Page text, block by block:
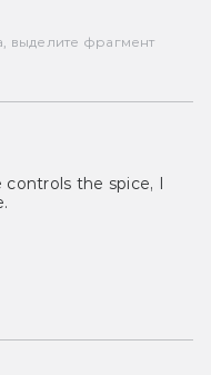
выделите фрагмент
controls the spice, I